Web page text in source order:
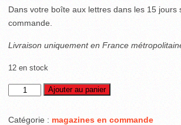
Dans votre boîte aux lettres dans les 15 jours
commande.
Livraison uniquement en France
12 en stock
quantité
Vélo
Ajouter au panier
Catégorie : magazines en commande